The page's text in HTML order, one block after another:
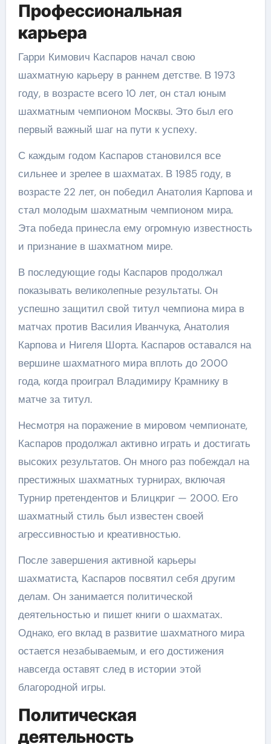
Профессиональная
карьера
Гарри Кимович Каспаров начал свою
шахматную карьеру в раннем детстве. В 1973
году, в возрасте всего 10 лет, он стал юным
шахматным чемпионом Москвы. Это был его
первый важный шаг на пути к успеху.
С каждым годом Каспаров становился все
сильнее и зрелее в шахматах. В 1985 году, в
возрасте 22 лет, он победил Анатолия Карпова и
стал молодым шахматным чемпионом мира.
Эта победа принесла ему огромную известность
и признание в шахматном мире.
В последующие годы Каспаров продолжал
показывать великолепные результаты. Он
успешно защитил свой титул чемпиона мира в
матчах против Василия Иванчука, Анатолия
Карпова и Нигеля Шорта. Каспаров оставался на
вершине шахматного мира вплоть до 2000
года, когда проиграл Владимиру Крамнику в
матче за титул.
Несмотря на поражение в мировом чемпионате,
Каспаров продолжал активно играть и достигать
высоких результатов. Он много раз побеждал на
престижных шахматных турнирах, включая
Турнир претендентов и Блицкриг — 2000. Его
шахматный стиль был известен своей
агрессивностью и креативностью.
После завершения активной карьеры
шахматиста, Каспаров посвятил себя другим
делам. Он занимается политической
деятельностью и пишет книги о шахматах.
Однако, его вклад в развитие шахматного мира
остается незабываемым, и его достижения
навсегда оставят след в истории этой
благородной игры.
Политическая
деятельность